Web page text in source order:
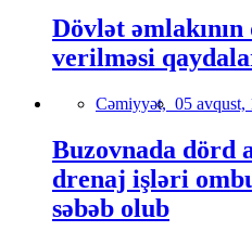
Dövlət
verilməsi
Cəmiyyət, 05 avqust,
Buzovnada dörd
drenaj işləri
səbəb olub